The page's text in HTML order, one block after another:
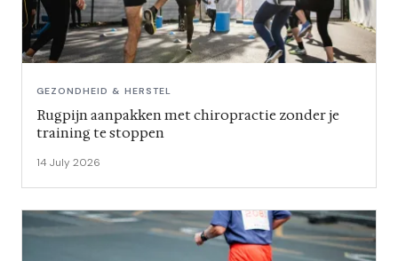
GEZONDHEID & HERSTEL
Rugpijn aanpakken met chiropractie zonder je
training te stoppen
14 July 2026